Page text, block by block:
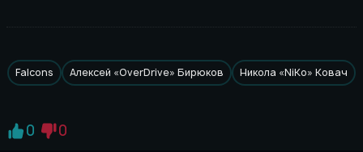
Falcons Алексей «OverDrive» Бирюков Никола «NiKo» Ковач
0 0